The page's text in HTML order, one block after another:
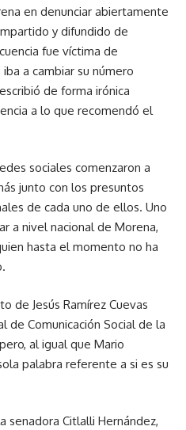
en denunciar abiertamente
y difundido de
fue víctima de
a cambiar su número
de forma irónica
a lo que recomendó el
sociales comenzaron a
junto con los presuntos
de cada uno de ellos. Uno
a nivel nacional de Morena,
hasta el momento no ha
de Jesús Ramírez Cuevas
de Comunicación Social de la
al igual que Mario
palabra referente a si es su
senadora Citlalli Hernández,